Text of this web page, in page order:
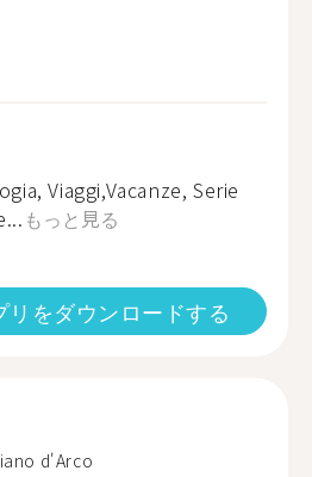
Viaggi,Vacanze, Serie
もっと見る
リをダウンロードする
d'Arco